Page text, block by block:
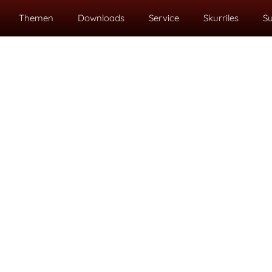
Themen Downloads Service Skurriles